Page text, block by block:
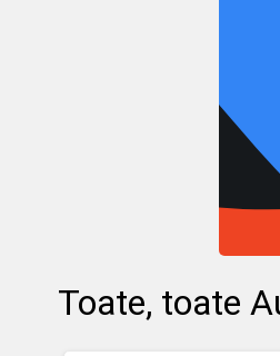
Toate, toate